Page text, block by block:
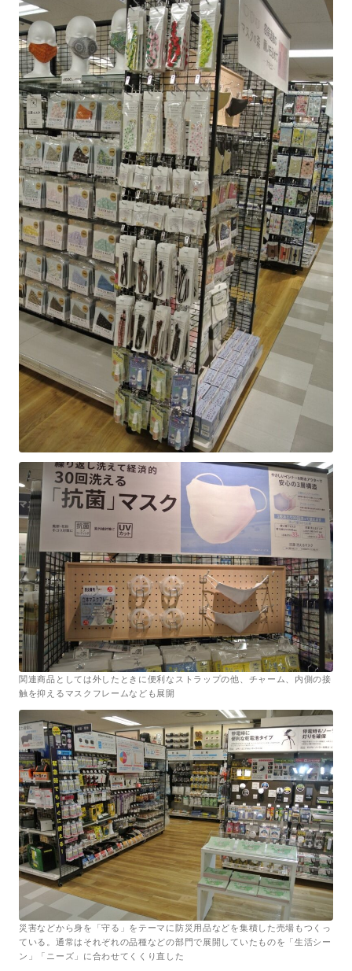
関連商品としては外したときに便利なストラップの他、チャーム、内側の接
触を抑えるマスクフレームなども展開
災害などから身を「守る」をテーマに防災用品などを集積した売場もつくっ
ている。通常はそれぞれの品種などの部門で展開していたものを「生活シー
ン」「ニーズ」に合わせてくくり直した